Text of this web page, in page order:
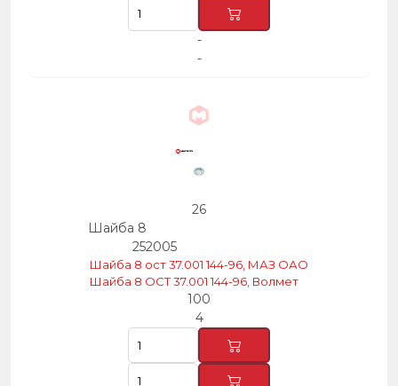
-
-
26
Шайба 8
252005
Шайба 8 ост 37.001 144-96, МАЗ ОАО
Шайба 8 ОСТ 37.001 144-96, Волмет
100
4